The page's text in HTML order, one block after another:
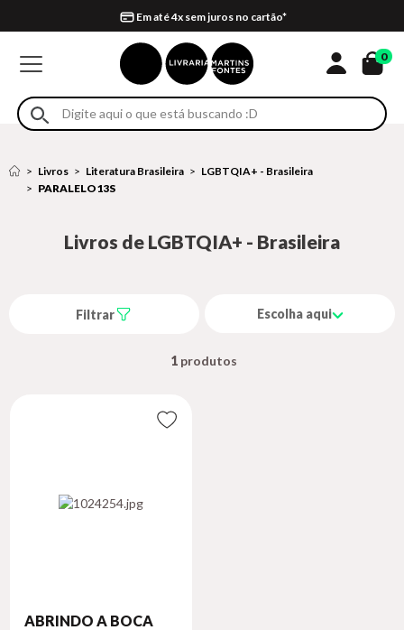
Formas de entrega
Compra 100% segura
Em até 4x sem juros no cartão*
Retire na loja
Eventos
0
Livros Literatura Brasileira
LGBTQIA+ - Brasileira
PARALELO13S
Livros de LGBTQIA+ - Brasileira
Filtrar Escolha aqui
1
ABRINDO A BOCA